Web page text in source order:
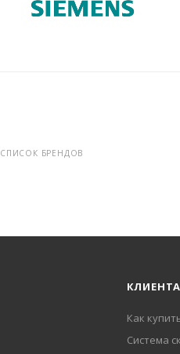
СПИСОК БРЕНДОВ
Как
Система